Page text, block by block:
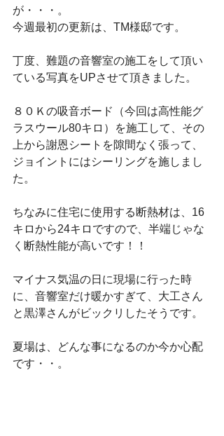
が・・・。
今週最初の更新は、TM様邸です。
丁度、難題の音響室の施工をして頂い
ている写真をUPさせて頂きました。
８０Ｋの吸音ボード（今回は高性能グ
ラスウール80キロ）を施工して、その
上から謝恩シートを隙間なく張って、
ジョイントにはシーリングを施しまし
た。
ちなみに住宅に使用する断熱材は、16
キロから24キロですので、半端じゃな
く断熱性能が高いです！！
マイナス気温の日に現場に行った時
に、音響室だけ暖かすぎて、大工さん
と黒澤さんがビックリしたそうです。
夏場は、どんな事になるのか今か心配
です・・。